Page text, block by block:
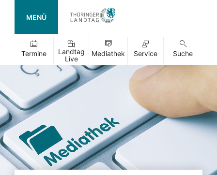
MENÜ
Termine
Landtag
Live
Mediathek Service Suche